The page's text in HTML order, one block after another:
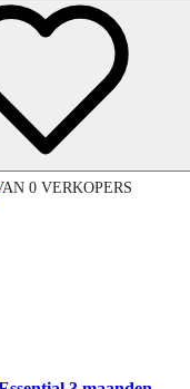
0 VERKOPERS